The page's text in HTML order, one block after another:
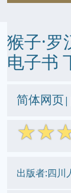
猴子·
电子书
简体网页
☆☆
出版者:四川